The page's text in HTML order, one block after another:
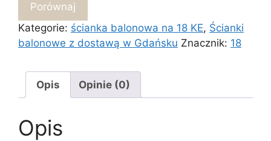
osiemnastce
urodziny_
Dekoracje
Porównaj
Kategorie: ścianka balonowa na 18 KE, Ścianki
balonowe z dostawą w Gdańsku Znacznik: 18
Opis Opinie (0)
Opis